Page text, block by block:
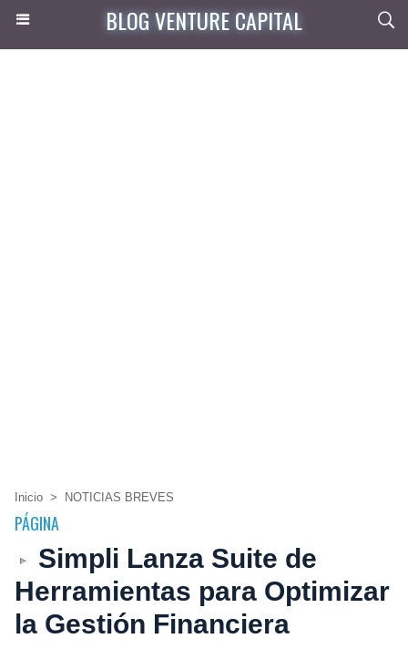
BLOG VENTURE CAPITAL
Inicio > NOTICIAS BREVES
PÁGINA
Simpli Lanza Suite de
Herramientas para Optimizar
la Gestión Financiera